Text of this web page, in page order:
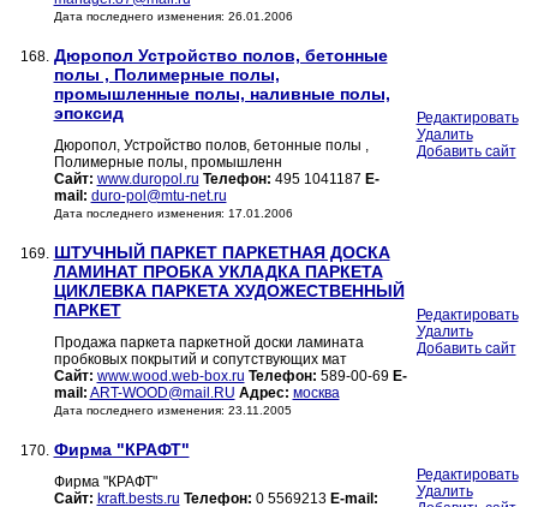
Дата последнего изменения: 26.01.2006
168. Дюропол Устройство полов, бетонные
полы , Полимерные полы,
промышленные полы, наливные полы,
эпоксид
Дюропол, Устройство полов, бетонные полы ,
Полимерные полы, промышленн
Сайт: www.duropol.ru Телефон: 495 1041187 E-
mail: duro-pol@mtu-net.ru
Дата последнего изменения: 17.01.2006
Редактировать
Удалить
Добавить сайт
169. ШТУЧНЫЙ ПАРКЕТ ПАРКЕТНАЯ ДОСКА
ЛАМИНАТ ПРОБКА УКЛАДКА ПАРКЕТА
ЦИКЛЕВКА ПАРКЕТА ХУДОЖЕСТВЕННЫЙ
ПАРКЕТ
Продажа паркета паркетной доски ламината
пробковых покрытий и сопутствующих мат
Сайт: www.wood.web-box.ru Телефон: 589-00-69 E-
mail: ART-WOOD@mail.RU Адрес: москва
Дата последнего изменения: 23.11.2005
Редактировать
Удалить
Добавить сайт
170. Фирма "КРАФТ"
Фирма "КРАФТ"
Сайт: kraft.bests.ru Телефон: 0 5569213 E-mail:
Редактировать
Удалить